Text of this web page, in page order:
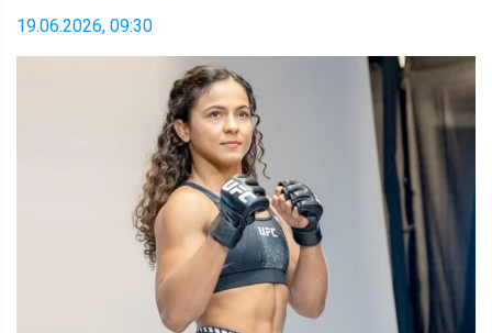
19.06.2026, 09:30